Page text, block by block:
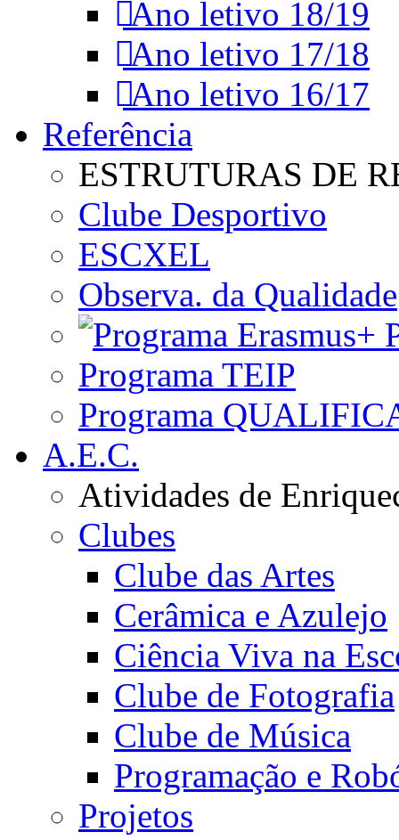
Ano letivo 18/19
Ano letivo 17/18
Ano letivo 16/17
Referência
ESTRUTURAS DE
Clube Desportivo
ESCXEL
Observa. da Qualidade
Programa TEIP
Programa
A.E.C.
Atividades de
Clubes
Clube das Artes
Cerâmica e Azulejo
Ciência Viva na
Clube de Fotografia
Clube de Música
Programação e
Projetos